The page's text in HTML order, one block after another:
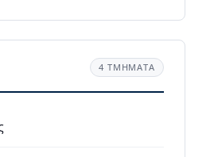
4 ΤΜΗΜΑΤΑ